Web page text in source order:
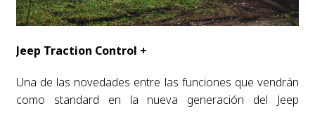
Jeep Traction Control +
Una de las novedades entre las funciones que vendrán
como standard en la nueva generación del Jeep